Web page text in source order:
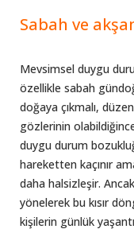
Sabah ve
Mevsimsel duygu
özellikle sabah
doğaya çıkmalı,
gözlerinin olabildiğince
duygu durum
hareketten kaçınır
daha halsizleşir.
yönelerek bu kısır
kişilerin günlük